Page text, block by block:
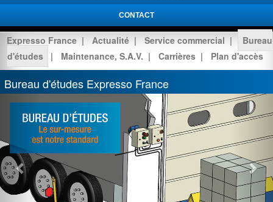
CONTACT
Expresso France | Actualité | Service commercial |
Bureau
d'études
| Maintenance, S.A.V. | Carrières | Plan d'accès
Bureau d'études Expresso France
Previous